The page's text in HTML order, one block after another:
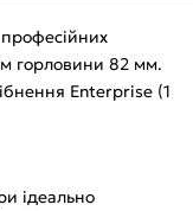
горловини 82 мм.
Enterprise (1
ідеально